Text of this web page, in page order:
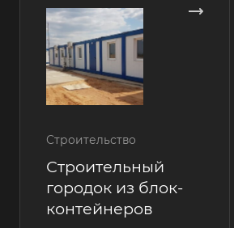
Строительство
Строительный
городок из блок-
контейнеров